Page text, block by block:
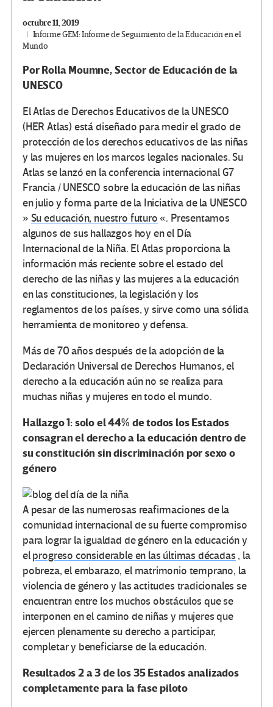
octubre 11, 2019
Informe GEM: Informe de Seguimiento de la Educación en el
Mundo
Por Rolla Moumne, Sector de Educación de la
UNESCO
El Atlas de Derechos Educativos de la UNESCO
(HER Atlas) está diseñado para medir el grado de
protección de los derechos educativos de las niñas
y las mujeres en los marcos legales nacionales. Su
Atlas se lanzó en la conferencia internacional G7
Francia / UNESCO sobre la educación de las niñas
en julio y forma parte de la Iniciativa de la UNESCO
» Su educación, nuestro futuro «. Presentamos
algunos de sus hallazgos hoy en el Día
Internacional de la Niña. El Atlas proporciona la
información más reciente sobre el estado del
derecho de las niñas y las mujeres a la educación
en las constituciones, la legislación y los
reglamentos de los países, y sirve como una sólida
herramienta de monitoreo y defensa.
Más de 70 años después de la adopción de la
Declaración Universal de Derechos Humanos, el
derecho a la educación aún no se realiza para
muchas niñas y mujeres en todo el mundo.
Hallazgo 1: solo el 44% de todos los Estados
consagran el derecho a la educación dentro de
su constitución sin discriminación por sexo o
género
A pesar de las numerosas reafirmaciones de la
comunidad internacional de su fuerte compromiso
para lograr la igualdad de género en la educación y
elprogreso considerable en las últimas décadas , la
pobreza, el embarazo, el matrimonio temprano, la
violencia de género y las actitudes tradicionales se
encuentran entre los muchos obstáculos que se
interponen en el camino de niñas y mujeres que
ejercen plenamente su derecho a participar,
completar y beneficiarse de la educación.
Resultados 2 a 3 de los 35 Estados analizados
completamente para la fase piloto